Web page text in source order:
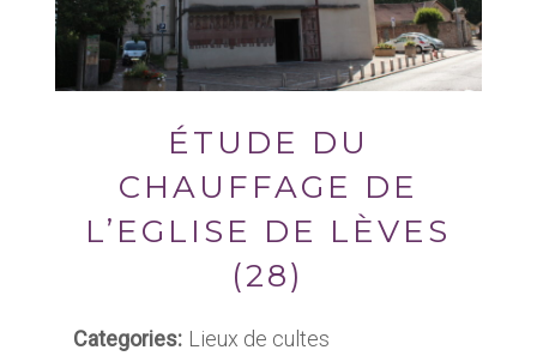
ÉTUDE DU
CHAUFFAGE DE
L’EGLISE DE LÈVES
(28)
Categories: Lieux de cultes